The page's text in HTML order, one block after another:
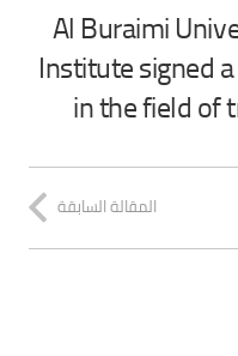
Al Buraimi
Institute signed
in the field of
المقالة السابقة